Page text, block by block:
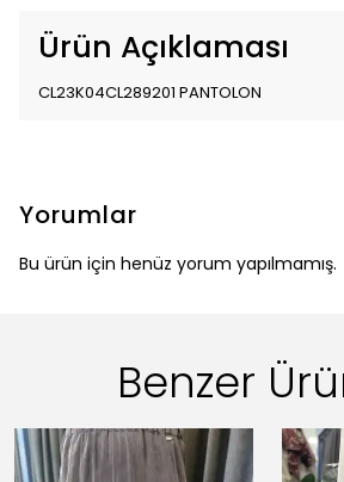
Ürün Açıklaması
CL23K04CL289201 PANTOLON
Yorumlar
Bu ürün için henüz yorum yapılmamış.
Benzer